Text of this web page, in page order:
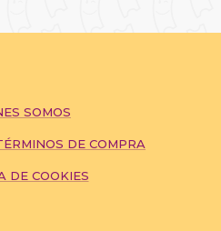
SOMOS
DE COMPRA
DE COOKIES